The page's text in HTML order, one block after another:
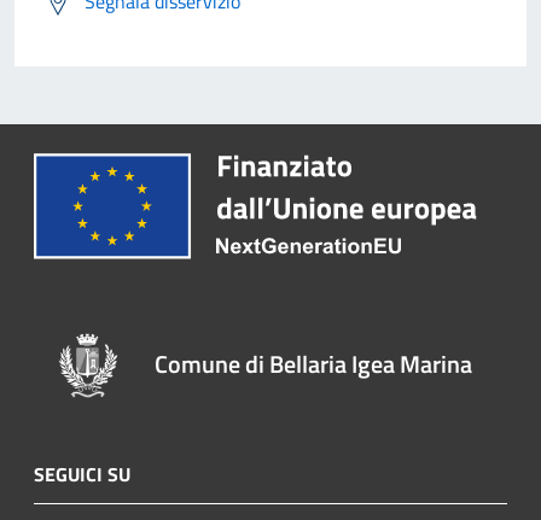
Comune di Bellaria Igea Marina
SEGUICI SU